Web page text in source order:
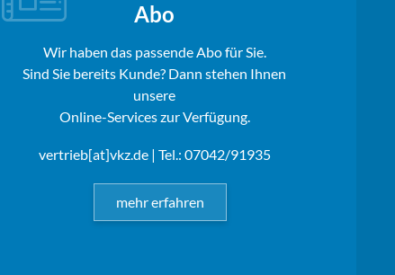
Abo
Wir haben das passende Abo für Sie.
Sind Sie bereits Kunde? Dann stehen Ihnen
unsere
Online-Services zur Verfügung.
vertrieb[at]vkz.de| Tel.: 07042/91935
mehr erfahren